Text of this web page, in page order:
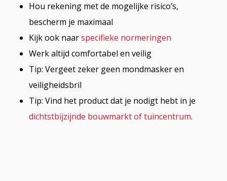
Hou rekening met de mogelijke risico’s,
bescherm je maximaal
Kijk ook naarspecifieke normeringen
Werk altijd comfortabel en veilig
Tip: Vergeet zeker geen mondmasker en
veiligheidsbril
Tip: Vind het product dat je nodigt hebt in je
dichtstbijzijnde bouwmarkt of tuincentrum.